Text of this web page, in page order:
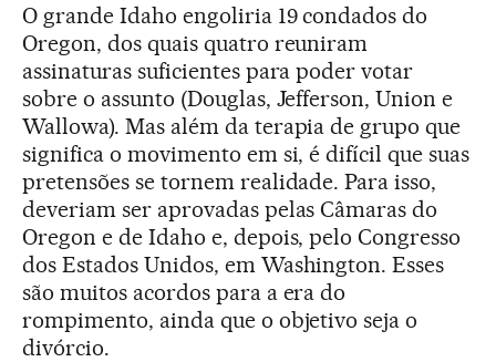
O grande Idaho engoliria 19 condados do
Oregon, dos quais quatro reuniram
assinaturas suficientes para poder votar
sobre o assunto (Douglas, Jefferson, Union e
Wallowa). Mas além da terapia de grupo que
significa o movimento em si, é difícil que suas
pretensões se tornem realidade. Para isso,
deveriam ser aprovadas pelas Câmaras do
Oregon e de Idaho e, depois, pelo Congresso
dos Estados Unidos, em Washington. Esses
são muitos acordos para a era do
rompimento, ainda que o objetivo seja o
divórcio.